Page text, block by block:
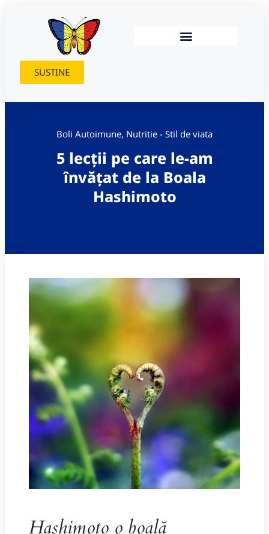
SUSTINE
Boli Autoimune, Nutritie - Stil de viata
5 lecții pe care le-am
învățat de la Boala
Hashimoto
Hashimoto o boală